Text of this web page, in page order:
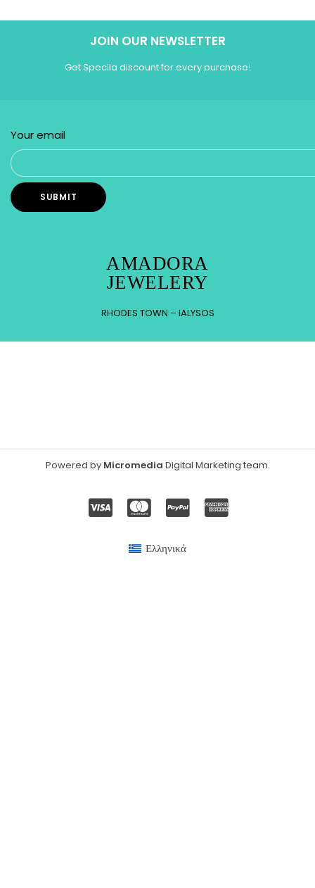
JOIN OUR NEWSLETTER
Get Specila discount for every purchase!
Your email
AMADORA
JEWELERY
RHODES TOWN – IALYSOS
Powered by Micromedia Digital Marketing team.
Ελληνικά